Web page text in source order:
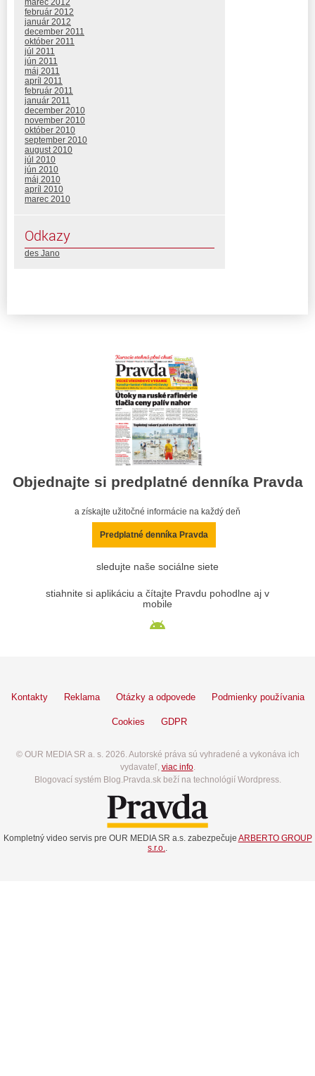
február 2012
január 2012
december 2011
október 2011
júl 2011
jún 2011
máj 2011
apríl 2011
február 2011
január 2011
december 2010
november 2010
október 2010
september 2010
august 2010
júl 2010
jún 2010
máj 2010
apríl 2010
marec 2010
Odkazy
des Jano
Objednajte si predplatné denníka Pravda
a získajte užitočné informácie na každý deň
Predplatné denníka Pravda
sledujte naše sociálne siete
stiahnite si aplikáciu a čítajte Pravdu pohodlne aj v
mobile
Kontakty Reklama Otázky a odpovede Podmienky používania
Cookies GDPR
© OUR MEDIA SR a. s. 2026. Autorské práva sú vyhradené a vykonáva ich
vydavateľ, viac info.
Blogovací systém Blog.Pravda.sk beží na technológií Wordpress.
Kompletný video servis pre OUR MEDIA SR a.s. zabezpečuje ARBERTO GROUP
s.r.o..